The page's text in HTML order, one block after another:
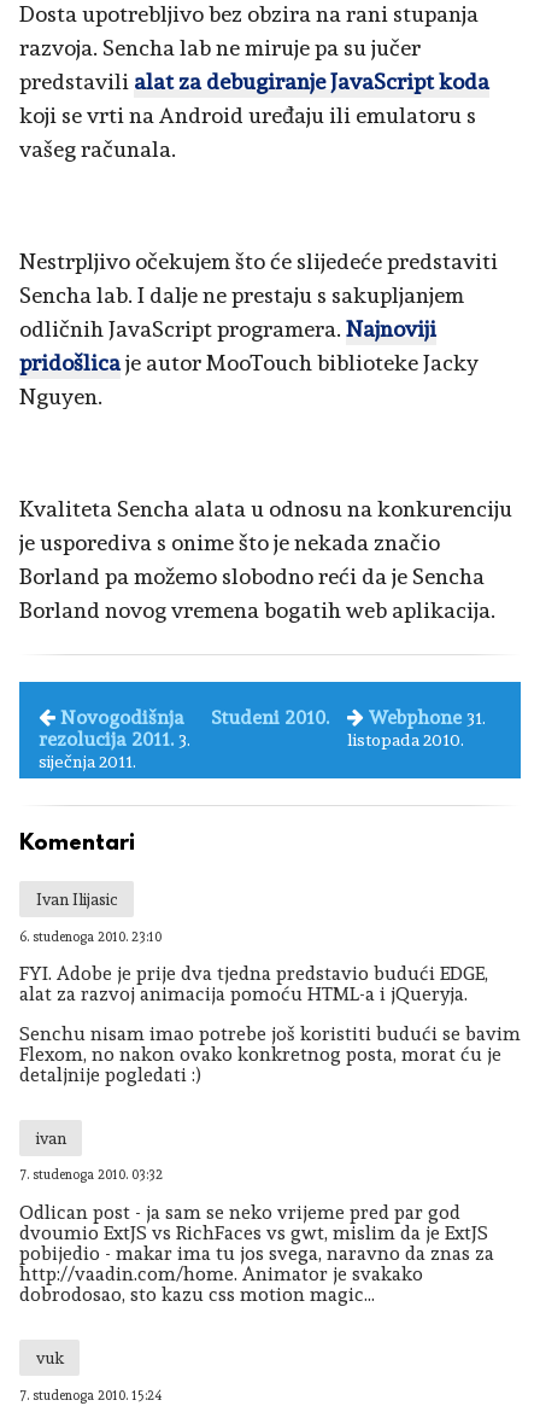
Dosta upotrebljivo bez obzira na rani stupanja
razvoja. Sencha lab ne miruje pa su jučer
predstavili alat za debugiranje JavaScript koda
koji se vrti na Android uređaju ili emulatoru s
vašeg računala.
Nestrpljivo očekujem što će slijedeće predstaviti
Sencha lab. I dalje ne prestaju s sakupljanjem
odličnih JavaScript programera. Najnoviji
pridošlicaje autor MooTouch biblioteke Jacky
Nguyen.
Kvaliteta Sencha alata u odnosu na konkurenciju
je usporediva s onime što je nekada značio
Borland pa možemo slobodno reći da je Sencha
Borland novog vremena bogatih web aplikacija.
Novogodišnja
rezolucija 2011. 3.
siječnja 2011.
Studeni 2010. Webphone 31.
listopada 2010.
Komentari
Ivan Ilijasic
6. studenoga 2010. 23:10
FYI. Adobe je prije dva tjedna predstavio budući EDGE,
alat za razvoj animacija pomoću HTML-a i jQueryja.
Senchu nisam imao potrebe još koristiti budući se bavim
Flexom, no nakon ovako konkretnog posta, morat ću je
detaljnije pogledati :)
ivan
7. studenoga 2010. 03:32
Odlican post - ja sam se neko vrijeme pred par god
dvoumio ExtJS vs RichFaces vs gwt, mislim da je ExtJS
pobijedio - makar ima tu jos svega, naravno da znas za
http://vaadin.com/home. Animator je svakako
dobrodosao, sto kazu css motion magic...
vuk
7. studenoga 2010. 15:24